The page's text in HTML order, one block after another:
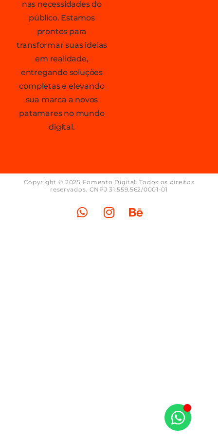
nas necessidades do
público. Estamos
prontos para
transformar suas ideias
em realidade,
entregando soluções
completas e elevando
sua marca a novos
patamares no mundo
digital.
Copyright © 2025 Fomento Digital. Todos os direitos
reservados. CNPJ 31.559.562/0001-01